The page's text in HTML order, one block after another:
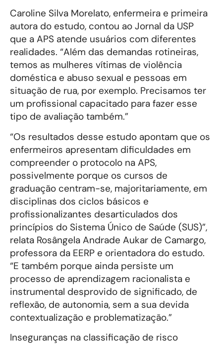
Caroline Silva Morelato, enfermeira e primeira
autora do estudo, contou ao Jornal da USP
que a APS atende usuários com diferentes
realidades. “Além das demandas rotineiras,
temos as mulheres vítimas de violência
doméstica e abuso sexual e pessoas em
situação de rua, por exemplo. Precisamos ter
um profissional capacitado para fazer esse
tipo de avaliação também.”
“Os resultados desse estudo apontam que os
enfermeiros apresentam dificuldades em
compreender o protocolo na APS,
possivelmente porque os cursos de
graduação centram-se, majoritariamente, em
disciplinas dos ciclos básicos e
profissionalizantes desarticulados dos
princípios do Sistema Único de Saúde (SUS)”,
relata Rosângela Andrade Aukar de Camargo,
professora da EERP e orientadora do estudo.
“E também porque ainda persiste um
processo de aprendizagem racionalista e
instrumental desprovido de significado, de
reflexão, de autonomia, sem a sua devida
contextualização e problematização.”
Inseguranças na classificação de risco